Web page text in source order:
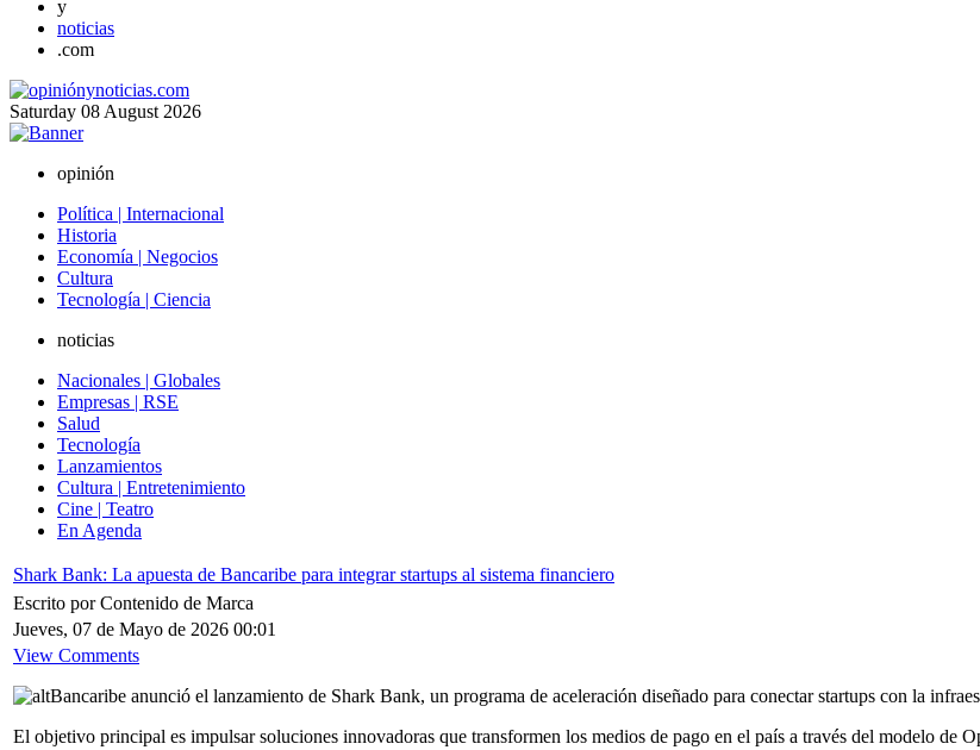
y
noticias
.com
Saturday 08 August 2026
opinión
Política | Internacional
Historia
Economía | Negocios
Cultura
Tecnología | Ciencia
noticias
Nacionales | Globales
Empresas | RSE
Salud
Tecnología
Lanzamientos
Cultura | Entretenimiento
Cine | Teatro
En Agenda
Shark Bank: La apuesta de Bancaribe para integrar startups al sistema financiero
Escrito por Contenido de Marca
Jueves, 07 de Mayo de 2026 00:01
View Comments
Bancaribe anunció el lanzamiento de Shark Bank, un programa de aceleración diseñado para conectar startups con la
El objetivo principal es impulsar soluciones innovadoras que transformen los medios de pago en el país a través del modelo de